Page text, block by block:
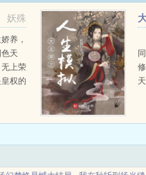
妖殊
养，
天
上荣
权的